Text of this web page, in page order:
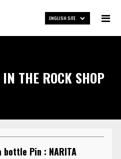
ENGLISH SITE
THE ROCK SHOP
bottle Pin : NARITA